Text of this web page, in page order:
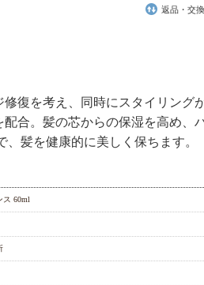
返品・交
復を考え、同時にスタイリング
合。髪の芯からの保湿を高め、
髪を健康的に美しく保ちます。
ス 60ml